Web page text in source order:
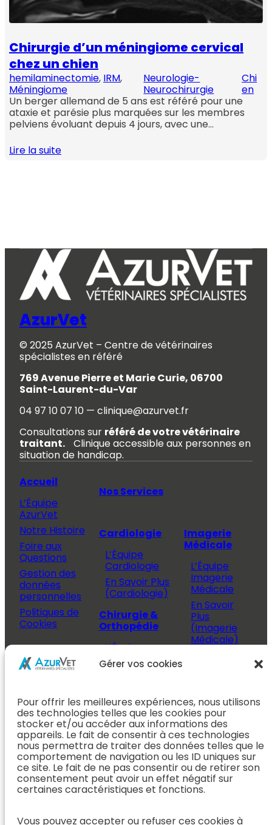
Gérer vos cookies
Pour offrir les meilleures expériences, nous utilisons
des technologies telles que les cookies pour
stocker et/ou accéder aux informations des
appareils. Le fait de consentir à ces technologies
nous permettra de traiter des données telles que le
comportement de navigation ou les ID uniques sur
ce site. Le fait de ne pas consentir ou de retirer son
consentement peut avoir un effet négatif sur
certaines caractéristiques et fonctions.
Vous pouvez accepter ou refuser ces cookies à
Chirurgie d’un méningiome cervical
chez un chien
hemilaminectomie, IRM,
Méningiome
Neurologie-
Neurochirurgie
Chi
en
Un berger allemand de 5 ans est référé pour une
ataxie et parésie plus marquées sur les membres
pelviens évoluant depuis 4 jours, avec une…
Lire la suite
AzurVet
© 2025 AzurVet – Centre de vétérinaires
spécialistes en référé
769 Avenue Pierre et Marie Curie, 06700
Saint-Laurent-du-Var
04 97 10 07 10 — clinique@azurvet.fr
Consultations sur référé de votre vétérinaire
traitant. Clinique accessible aux personnes en
situation de handicap.
Accueil
L’Équipe
AzurVet
Notre Histoire
Foire aux
Questions
Gestion des
données
personnelles
Politiques de
Cookies
Propriétaire
Prendre
rendez-vous
Après mon
rendez-vous
Espace
Vétérinaire
cas
Nos Services
Cardiologie
L’Équipe
Cardiologie
En Savoir Plus
(Cardiologie)
Chirurgie &
Orthopédie
L’Équipe
Chirurgie &
Orthopédie
(Chirurgie &
Orthopédie)
Dentisterie &
ORL
L’Équipe
Dentisterie &
ORL
(Dentisterie &
Imagerie
Médicale
L’Équipe
Imagerie
Médicale
En Savoir
Plus
(Imagerie
Médicale)
Médecine
Interne
En Savoir
Plus
(Médecine
Interne)
Neurologie
Neurologie